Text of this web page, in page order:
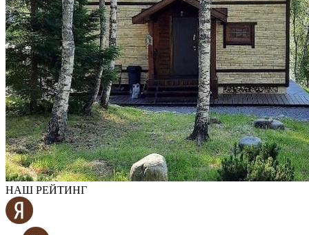
НАШ РЕЙТИНГ